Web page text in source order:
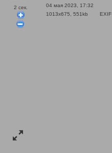
2 сек.
04 мая 2023, 17:32
1013x675, 551kb
EXIF